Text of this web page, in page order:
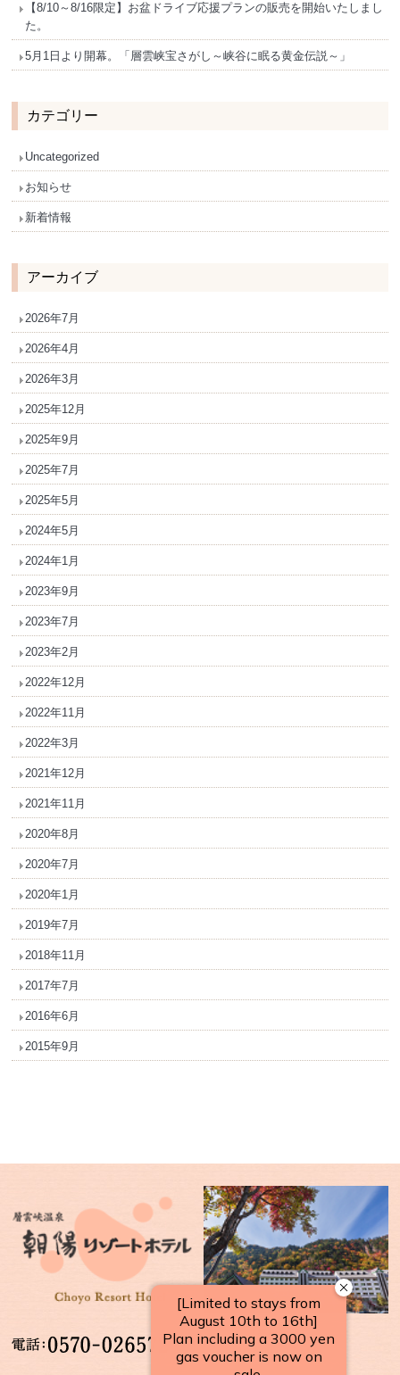
【8/10～8/16限定】お盆ドライブ応援プランの販売を開始いたしまし
た。
5月1日より開幕。「層雲峡宝さがし～峡谷に眠る黄金伝説～」
カテゴリー
Uncategorized
お知らせ
新着情報
アーカイブ
2026年7月
2026年4月
2026年3月
2025年12月
2025年9月
2025年7月
2025年5月
2024年5月
2024年1月
2023年9月
2023年7月
2023年2月
2022年12月
2022年11月
2022年3月
2021年12月
2021年11月
2020年8月
2020年7月
2020年1月
2019年7月
2018年11月
2017年7月
2016年6月
2015年9月
【受付時間】
10：00～17：00